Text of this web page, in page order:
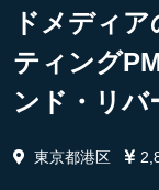
ドメディ
ティング
ンド・リバ
東京都港区